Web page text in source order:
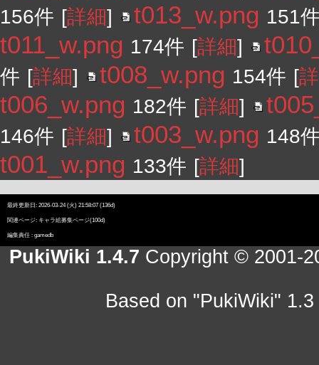
156件 [詳細] t013_w.png 151
t011_w.png 174件 [詳細]
件 [詳細] t008_w.png 154件 [
t006_w.png 182件 [詳細]
146件 [詳細] t003_w.png 148
t001_w.png 133件 [詳細]
最終更新日: 2026-03-24 (火) 21:58:07 (136d)
関連ページ: キャラ絵募集ページ(100d)
編集責任 : gamedb
PukiWiki 1.4.7 Copyright © 2001-
Based on "PukiWiki"